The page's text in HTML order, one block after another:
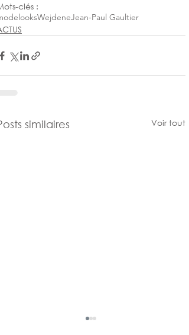
clés :
looksWejdeneJean-Paul Gaultier
similaires Voir tout